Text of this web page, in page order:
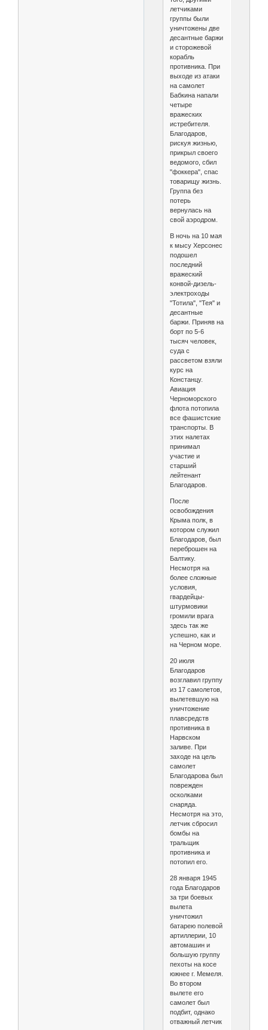
летчиками
группы были
уничтожены две
десантные баржи
и сторожевой
корабль
противника. При
выходе из атаки
на самолет
Бабкина напали
четыре
вражеских
истребителя.
Благодаров,
рискуя жизнью,
прикрыл своего
ведомого, сбил
"фоккера", спас
товарищу жизнь.
Группа без
потерь
вернулась на
свой аэродром.
В ночь на 10 мая
к мысу Херсонес
подошел
последний
вражеский
конвой-дизель-
электроходы
"Тотила", "Тея" и
десантные
баржи. Приняв на
борт по 5-6
тысяч человек,
суда с
рассветом взяли
курс на
Констанцу.
Авиация
Черноморского
флота потопила
все фашистские
транспорты. В
этих налетах
принимал
участие и
старший
лейтенант
Благодаров.
После
освобождения
Крыма полк, в
котором служил
Благодаров, был
переброшен на
Балтику.
Несмотря на
более сложные
условия,
гвардейцы-
штурмовики
громили врага
здесь так же
успешно, как и
на Черном море.
20 июля
Благодаров
возглавил группу
из 17 самолетов,
вылетевшую на
уничтожение
плавсредств
противника в
Нарвском
заливе. При
заходе на цель
самолет
Благодарова был
поврежден
осколками
снаряда.
Несмотря на это,
летчик сбросил
бомбы на
тральщик
противника и
потопил его.
28 января 1945
года Благодаров
за три боевых
вылета
уничтожил
батарею полевой
артиллерии, 10
автомашин и
большую группу
пехоты на косе
южнее г. Мемеля.
Во втором
вылете его
самолет был
подбит, однако
отважный летчик